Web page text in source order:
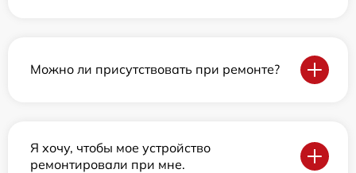
Можно ли присутствовать при ремонте?
Я хочу, чтобы мое устройство
ремонтировали при мне.